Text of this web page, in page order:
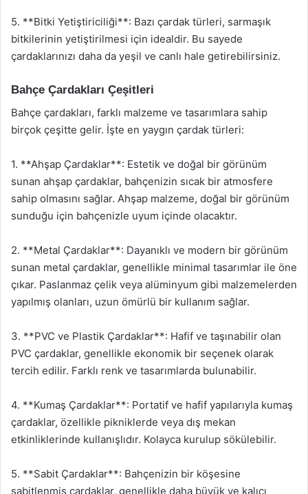
5. **Bitki Yetiştiriciliği**: Bazı çardak türleri, sarmaşık
bitkilerinin yetiştirilmesi için idealdir. Bu sayede
çardaklarınızı daha da yeşil ve canlı hale getirebilirsiniz.
Bahçe Çardakları Çeşitleri
Bahçe çardakları, farklı malzeme ve tasarımlara sahip
birçok çeşitte gelir. İşte en yaygın çardak türleri:
1. **Ahşap Çardaklar**: Estetik ve doğal bir görünüm
sunan ahşap çardaklar, bahçenizin sıcak bir atmosfere
sahip olmasını sağlar. Ahşap malzeme, doğal bir görünüm
sunduğu için bahçenizle uyum içinde olacaktır.
2. **Metal Çardaklar**: Dayanıklı ve modern bir görünüm
sunan metal çardaklar, genellikle minimal tasarımlar ile öne
çıkar. Paslanmaz çelik veya alüminyum gibi malzemelerden
yapılmış olanları, uzun ömürlü bir kullanım sağlar.
3. **PVC ve Plastik Çardaklar**: Hafif ve taşınabilir olan
PVC çardaklar, genellikle ekonomik bir seçenek olarak
tercih edilir. Farklı renk ve tasarımlarda bulunabilir.
4. **Kumaş Çardaklar**: Portatif ve hafif yapılarıyla kumaş
çardaklar, özellikle pikniklerde veya dış mekan
etkinliklerinde kullanışlıdır. Kolayca kurulup sökülebilir.
5. **Sabit Çardaklar**: Bahçenizin bir köşesine
sabitlenmiş çardaklar, genellikle daha büyük ve kalıcı